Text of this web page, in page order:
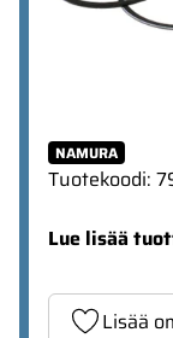
NAMURA
Tuotekoodi:
Lue lisää
Lisää